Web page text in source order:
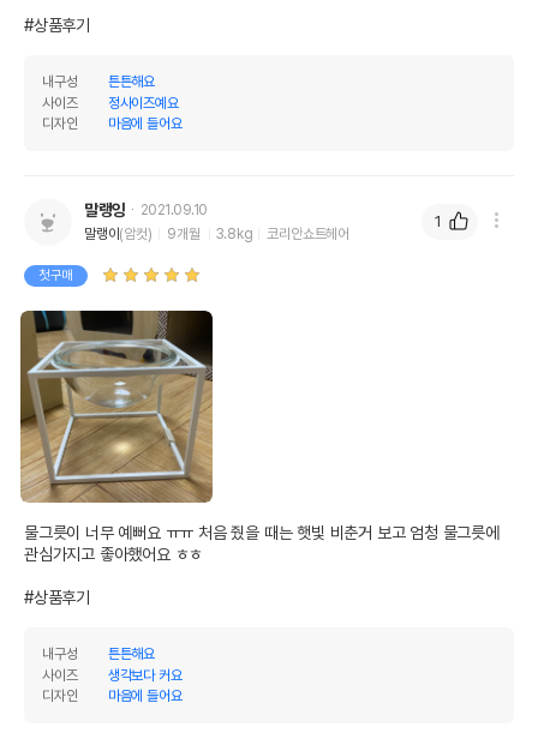
#상품후기
내구성
튼튼해요
사이즈
정사이즈예요
디자인
마음에 들어요
말랭잉
2021.09.10
말랭이(암컷) 9개월 3.8kg 코리안쇼트헤어
첫구매
물그릇이 너무 예뻐요 ㅠㅠ 처음 줬을 때는 햇빛 비춘거 보고 엄청 물그릇에
관심가지고 좋아했어요 ㅎㅎ
#상품후기
내구성
튼튼해요
사이즈
생각보다 커요
디자인
마음에 들어요
1